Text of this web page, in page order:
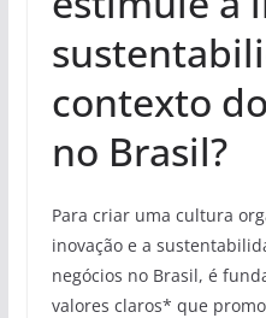
contexto
no Brasil?
Para criar uma cultura
inovação e a
negócios no Brasil, é
valores claros* que